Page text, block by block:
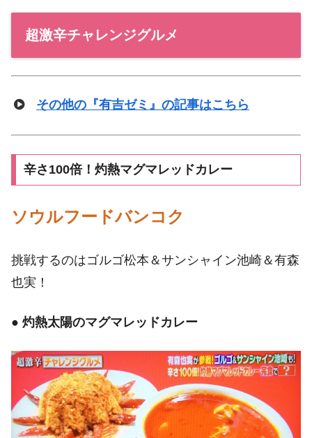
超激辛チャレンジグルメ
その他の『有吉ゼミ』の記事はこちら
辛さ100倍！灼熱マグマレッドカレー
ソウルフードバンコク
挑戦するのはゴルゴ松本＆サンシャイン池崎＆有森
也実！
● 灼熱太陽のマグマレッドカレー